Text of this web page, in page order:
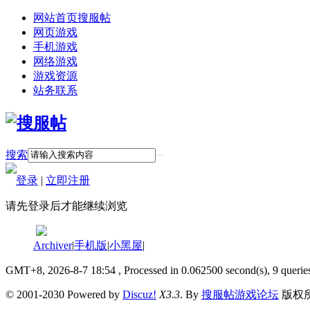
网站首页搜服帖
网页游戏
手机游戏
网络游戏
游戏资源
站务联系
搜索
登录 | 立即注册
请先登录后才能继续浏览
Archiver|手机版|小黑屋|
GMT+8, 2026-8-7 18:54 , Processed in 0.062500 second(s), 9
© 2001-2030 Powered by Discuz! X3.3. By 搜服帖游戏论坛 版权